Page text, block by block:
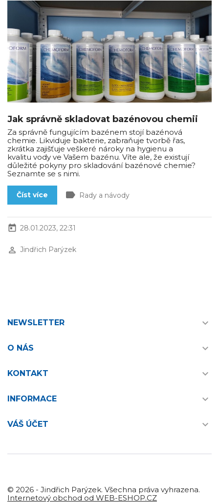
Jak správně skladovat bazénovou chemii
Za správně fungujícím bazénem stojí bazénová
chemie. Likviduje bakterie, zabraňuje tvorbě řas,
zkrátka zajišťuje veškeré nároky na hygienu a
kvalitu vody ve Vašem bazénu. Víte ale, že existují
důležité pokyny pro skladování bazénové chemie?
Seznamte se s nimi.
Číst více label Rady a návody
today 28.01.2023, 22:31
perm_identity Jindřich Parýzek
NEWSLETTER 
O NÁS 
KONTAKT 
INFORMACE 
VÁŠ ÚČET 
© 2026 - Jindřich Parýzek. Všechna práva vyhrazena.
Internetový obchod od WEB-ESHOP.CZ